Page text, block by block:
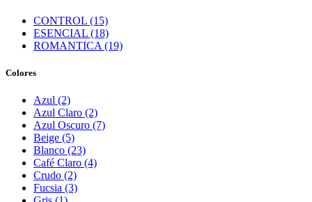
CONTROL (15)
ESENCIAL (18)
ROMANTICA (19)
Colores
Azul (2)
Azul Claro (2)
Azul Oscuro (7)
Beige (5)
Blanco (23)
Café Claro (4)
Crudo (2)
Fucsia (3)